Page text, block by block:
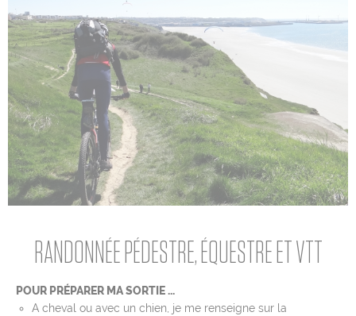
S’investir
ET VOUS ?
Profil
Quiz
Mentions légales
Contact
Liens & Partenaires
Crédits photos et cartos
Jeu-concours
ressources pédagogiques
RANDONNÉE PÉDESTRE, ÉQUESTRE ET VTT
POUR PRÉPARER MA SORTIE ...
A cheval ou avec un chien, je me renseigne sur la